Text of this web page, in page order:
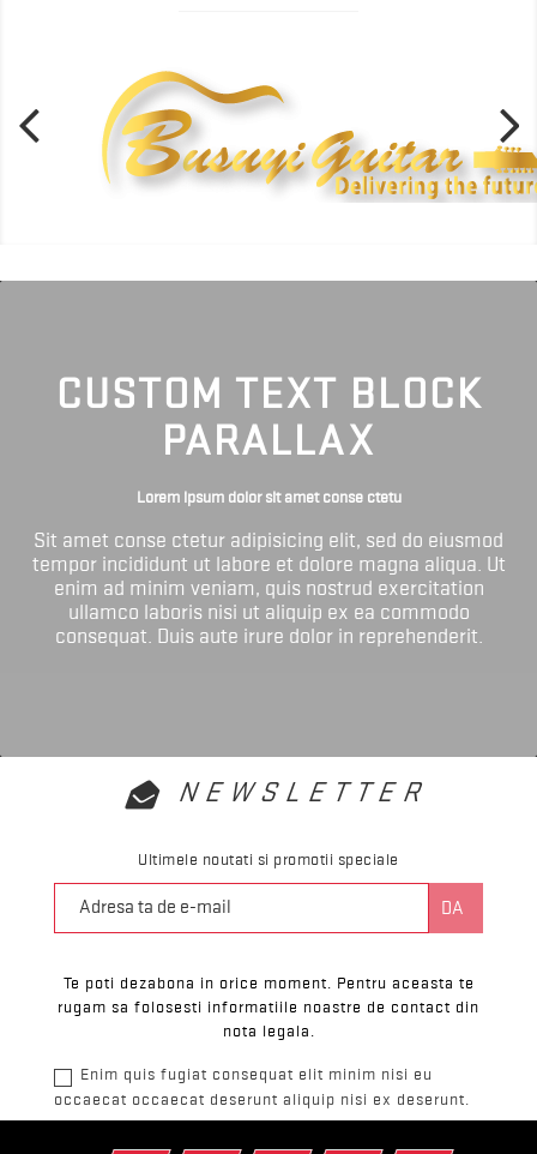
CUSTOM TEXT BLOCK
PARALLAX
Lorem ipsum dolor sit amet conse ctetu
Sit amet conse ctetur adipisicing elit, sed do eiusmod
tempor incididunt ut labore et dolore magna aliqua. Ut
enim ad minim veniam, quis nostrud exercitation
ullamco laboris nisi ut aliquip ex ea commodo
consequat. Duis aute irure dolor in reprehenderit.
NEWSLETTER
Ultimele noutati si promotii speciale
Te poti dezabona in orice moment. Pentru aceasta te
rugam sa folosesti informatiile noastre de contact din
nota legala.
Enim quis fugiat consequat elit minim nisi eu
occaecat occaecat deserunt aliquip nisi ex deserunt.